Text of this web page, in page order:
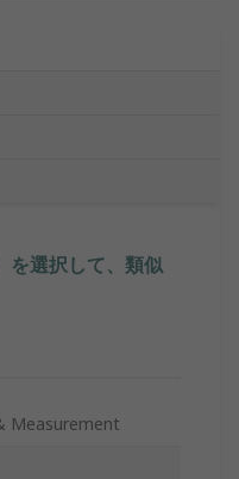
を選択して、類似
Measurement